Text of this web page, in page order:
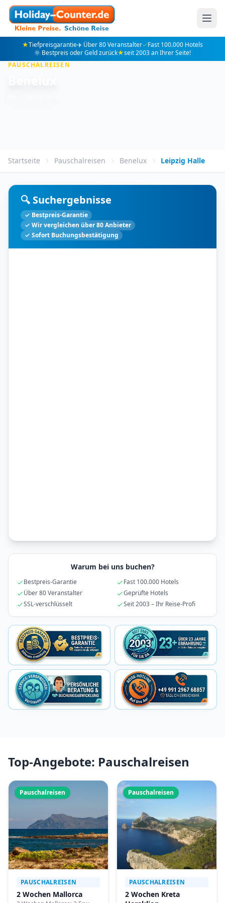
★Tiefpreisgarantie✈️ Über 80 Veranstalter✓Fast 100.000 Hotels
🌞 Bestpreis oder Geld zurück★seit 2003 an Ihrer Seite!
PAUSCHALREISEN
Startseite Pauschalreisen Benelux Leipzig Halle
🔍 Suchergebnisse
✓ Bestpreis-Garantie
✓ Wir vergleichen über 80 Anbieter
✓ Sofort Buchungsbestätigung
Warum bei uns buchen?
Bestpreis-Garantie
Fast 100.000 Hotels
Über 80 Veranstalter
Geprüfte Hotels
SSL-verschlüsselt
Seit 2003 – Ihr Reise-Profi
Top-Angebote: Pauschalreisen
Pauschalreisen
PAUSCHALREISEN
2 Wochen Mallorca
Pauschalreisen
PAUSCHALREISEN
2 Wochen Kreta